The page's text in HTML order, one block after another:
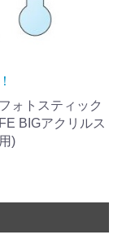
ォトスティック
BIGアクリルス
)